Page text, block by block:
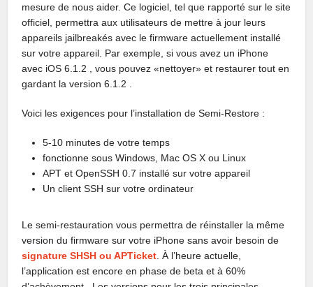
mesure de nous aider. Ce logiciel, tel que rapporté sur le site
officiel, permettra aux utilisateurs de mettre à jour leurs
appareils jailbreakés avec le firmware actuellement installé
sur votre appareil. Par exemple, si vous avez un iPhone
avec iOS 6.1.2 , vous pouvez «nettoyer» et restaurer tout en
gardant la version 6.1.2 .
Voici les exigences pour l’installation de Semi-Restore :
5-10 minutes de votre temps
fonctionne sous Windows, Mac OS X ou Linux
APT et OpenSSH 0.7 installé sur votre appareil
Un client SSH sur votre ordinateur
Le semi-restauration vous permettra de réinstaller la même
version du firmware sur votre iPhone sans avoir besoin de
signature SHSH ou APTicket . À l’heure actuelle,
l’application est encore en phase de beta et à 60%